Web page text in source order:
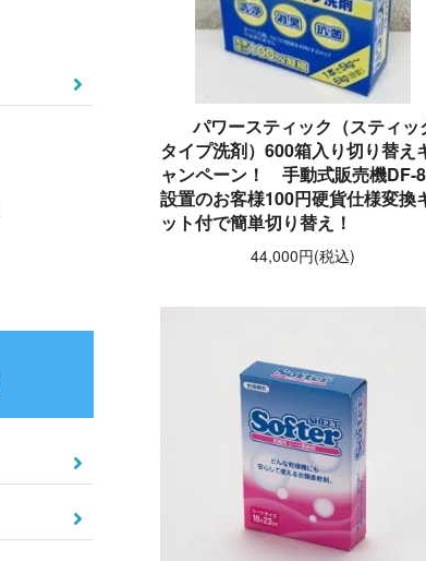
パワースティック（スティッ
タイプ洗剤）600箱入り切り替え
ャンペーン！ 手動式販売機DF-
設置のお客様100円硬貨仕様変換
ット付で簡単切り替え！
44,000円(税込)